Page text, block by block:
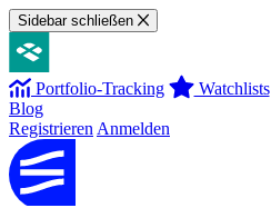
Sidebar schließen
Portfolio-Tracking Watchlists
Blog
Registrieren Anmelden